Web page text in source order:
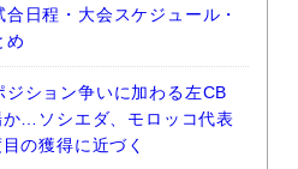
合日程・大会スケジュール・
め
ジション争いに加わる左CB
か…ソシエダ、モロッコ代表
の獲得に近づく